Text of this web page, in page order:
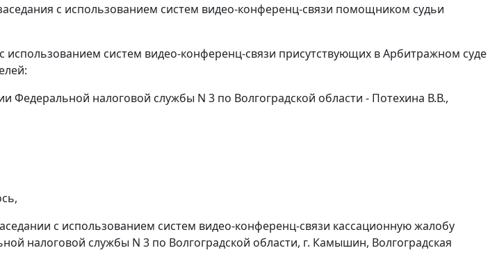
с использованием систем видео-конференц-связи помощником судьи
использованием систем видео-конференц-связи присутствующих в Арбитражном суде
Федеральной налоговой службы N 3 по Волгоградской области - Потехина В.В.,
с использованием систем видео-конференц-связи кассационную жалобу
налоговой службы N 3 по Волгоградской области, г. Камышин, Волгоградская